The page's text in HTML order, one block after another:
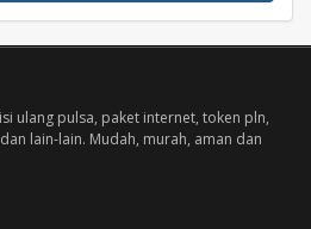
ulang pulsa, paket internet, token pln,
lain-lain. Mudah, murah, aman dan